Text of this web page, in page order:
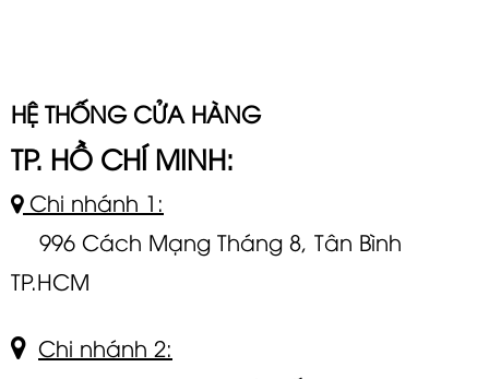
HỆ THỐNG CỬA HÀNG
TP. HỒ CHÍ MINH:
Chi nhánh 1:
996 Cách Mạng Tháng 8, Tân Bình
TP.HCM
Chi nhánh 2: